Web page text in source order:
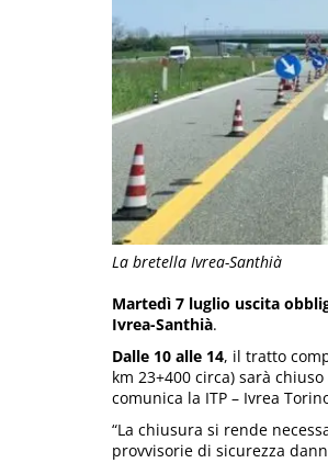
La bretella Ivrea-Santhià
Martedì 7 luglio uscita
Ivrea-Santhià.
Dalle 10 alle 14, il tratto
km 23+400 circa) sarà
comunica la ITP – Ivrea
“La chiusura si rende
provvisorie di sicurezza